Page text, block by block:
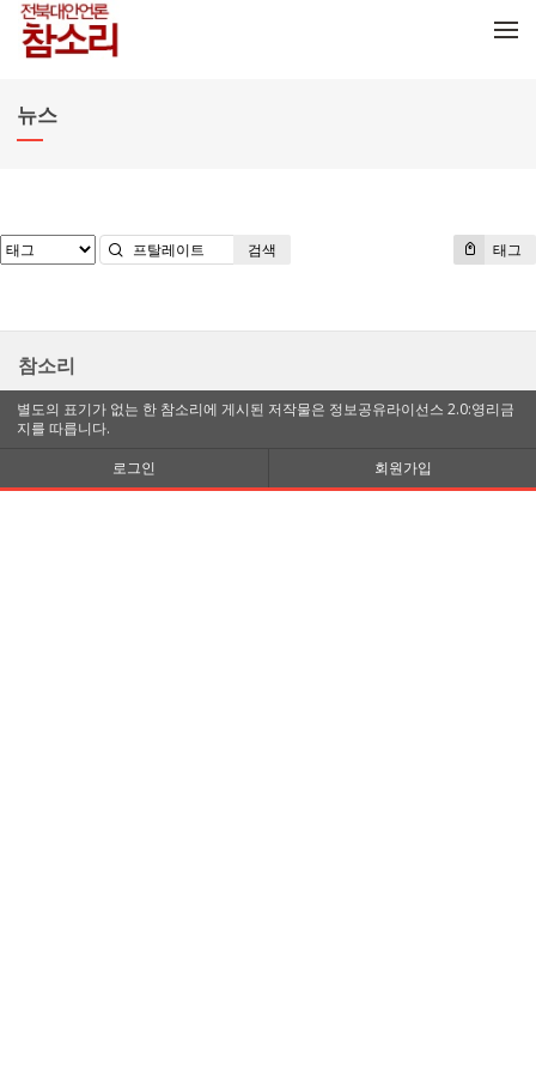
뉴스
태그
검색
참소리
별도의 표기가 없는 한 참소리에 게시된 저작물은 정보공유라이선스 2.0:영리금
지를 따릅니다.
로그인
회원가입